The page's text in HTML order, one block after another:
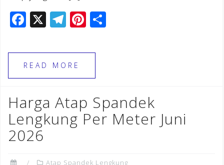
F
c
e
b
o
o
k
X T
e
gr
a
m
Pi
te
e
st
READ MORE
Harga Atap Spandek
Lengkung Per Meter Juni
2026
Atap Spandek Lengkung